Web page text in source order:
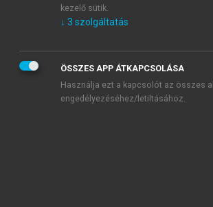
KIPRÓBÁLOM
kezelő sütik.
↓ 3 szolgáltatás
ÖSSZES APP ÁTKAPCSOLÁSA
Használja ezt a kapcsolót az összes
engedélyezéséhez/letiltásához.